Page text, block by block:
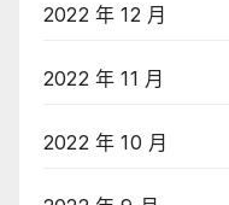
2022 年 12 月
2022 年 11 月
2022 年 10 月